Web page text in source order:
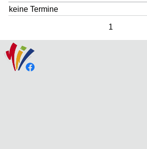
keine Termine
1